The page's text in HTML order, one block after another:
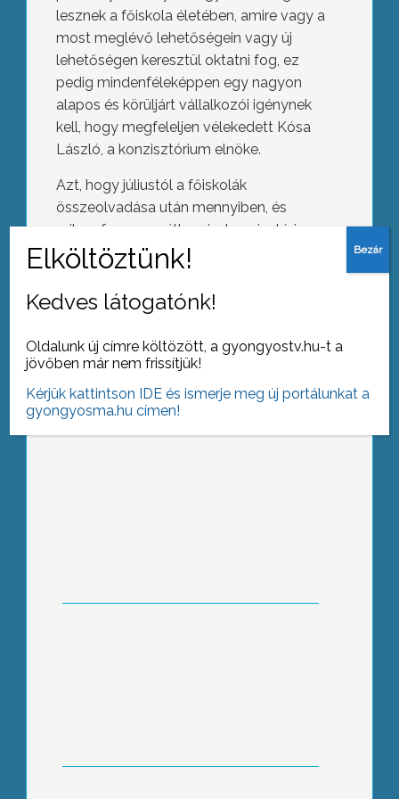
lesznek a főiskola életében, amire vagy a
most meglévő lehetőségein vagy új
lehetőségen keresztül oktatni fog, ez
pedig mindenféleképpen egy nagyon
alapos és körüljárt vállalkozói igénynek
kell, hogy megfeleljen vélekedett Kósa
László, a konzisztórium elnöke.
Azt, hogy júliustól a főiskolák
összeolvadása után mennyiben, és
miben fog megváltozni a konzisztórium,
egyelőre nem tudják, viszont az biztos,
grémiumot kap.
AZ AKTUÁLIS NAPI HÍREI
Járvány van
Együttműködés
Vadak, borok, pálinkák
Kedves látogatónk!
Oldalunk új címre költözött, a gyongyostv.hu-t a
jövőben már nem frissítjük!
Kérjük kattintson IDE és ismerje meg új portálunkat a
gyongyosma.hu címen!